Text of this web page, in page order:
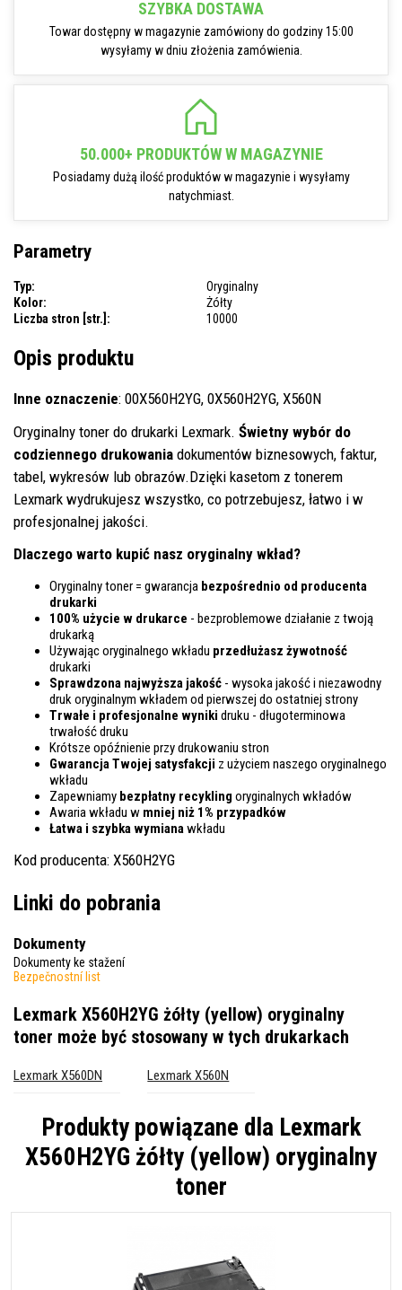
SZYBKA DOSTAWA
Towar dostępny w magazynie zamówiony do godziny 15:00
wysyłamy w dniu złożenia zamówienia.
50.000+ PRODUKTÓW W MAGAZYNIE
Posiadamy dużą ilość produktów w magazynie i wysyłamy
natychmiast.
Parametry
Typ:
Oryginalny
Kolor:
Żółty
Liczba stron [str.]:
10000
Opis produktu
Inne oznaczenie: 00X560H2YG, 0X560H2YG, X560N
Oryginalny toner do drukarki Lexmark. Świetny wybór do
codziennego drukowania dokumentów biznesowych, faktur,
tabel, wykresów lub obrazów.Dzięki kasetom z tonerem
Lexmark wydrukujesz wszystko, co potrzebujesz, łatwo i w
profesjonalnej jakości.
Dlaczego warto kupić nasz oryginalny wkład?
Oryginalny toner = gwarancja bezpośrednio od producenta
drukarki
100% użycie w drukarce - bezproblemowe działanie z twoją
drukarką
Używając oryginalnego wkładu przedłużasz żywotność
drukarki
Sprawdzona najwyższa jakość - wysoka jakość i niezawodny
druk oryginalnym wkładem od pierwszej do ostatniej strony
Trwałe i profesjonalne wyniki druku - długoterminowa
trwałość druku
Krótsze opóźnienie przy drukowaniu stron
Gwarancja Twojej satysfakcji z użyciem naszego oryginalnego
wkładu
Zapewniamy bezpłatny recykling oryginalnych wkładów
Awaria wkładu w mniej niż 1% przypadków
Łatwa i szybka wymianawkładu
Kod producenta: X560H2YG
Linki do pobrania
Dokumenty
Dokumenty ke stažení
Bezpečnostní list
Lexmark X560H2YG żółty (yellow) oryginalny
toner może być stosowany w tych drukarkach
Lexmark X560DN Lexmark X560N
Produkty powiązane dla Lexmark
X560H2YG żółty (yellow) oryginalny
toner